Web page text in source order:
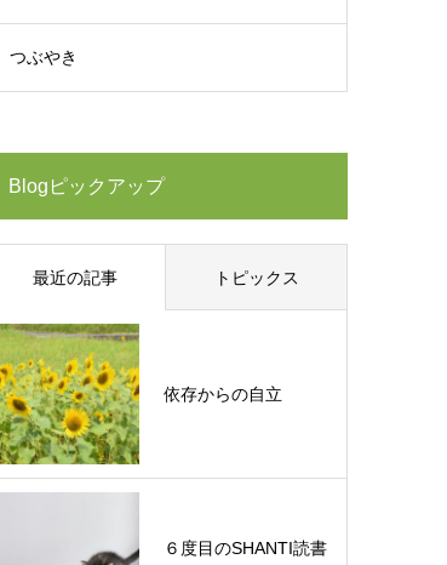
つぶやき
Blogピックアップ
最近の記事 トピックス
依存からの自立
６度目のSHANTI読書